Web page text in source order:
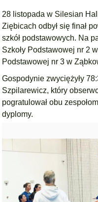
28 listopada w Silesian
Ziębicach odbył się finał
szkół podstawowych. Na
Szkoły Podstawowej nr 2
Podstawowej nr 3 w
Gospodynie zwyciężyły
Szpilarewicz, który
pogratulował obu
dyplomy.